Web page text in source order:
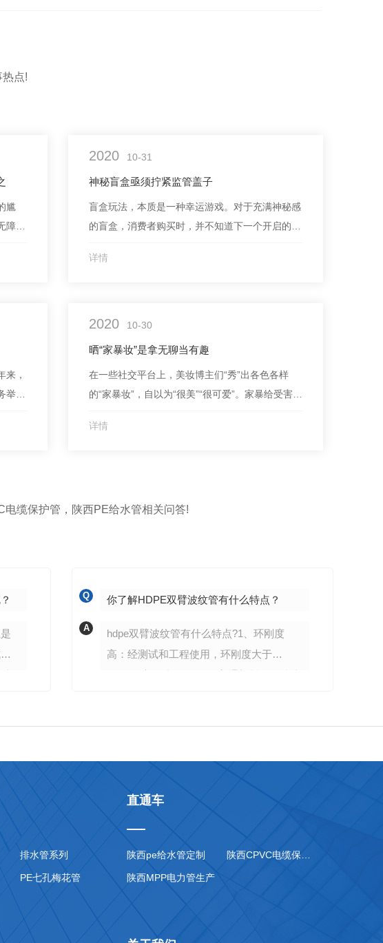
点!
尴
碍
校。
2020 10-31
神秘盲盒亟须拧紧监管盖子
盲盒玩法，本质是一种幸运游戏。对于充满神秘感
的盲盒，消费者购买时，并不知道下一个开启的是
开盒后才能揭晓。但是因为商家大多不公布盲盒标
至日本的福袋。盲盒营销类似于一种抽奖游戏的商
详情
来，
举
目
2020 10-30
晒“家暴妆”是拿无聊当有趣
在一些社交平台上，美妆博主们“秀”出各色各样
的“家暴妆”，自以为“很美”“很可爱”。家暴给受害者
渊。这些让人痛心的悲剧，却成了一些人妆容的灵
们，为...
详情
缆保护管，陕西PE给水管相关问答!
Q 你了解HDPE双臂波纹管有什么特点？
A
hdpe双臂波纹管有什么特点?1、环刚度
高：经测试和工程使用，环刚度大于
排水管系列
PE七孔梅花管
直通车
陕西pe给水管定制
陕西MPP电力管生产